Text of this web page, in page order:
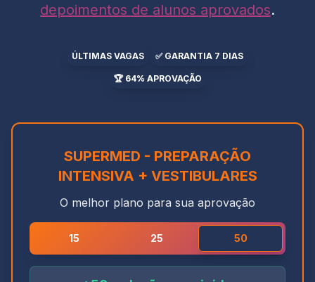
depoimentos de alunos aprovados.
ÚLTIMAS VAGAS ✅ GARANTIA 7 DIAS
🏆 64% APROVAÇÃO
SUPERMED - PREPARAÇÃO
INTENSIVA + VESTIBULARES
O melhor plano para sua aprovação
15 25 50